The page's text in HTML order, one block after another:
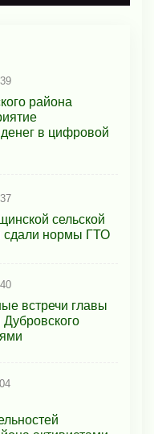
района
в цифровой
сельской
сдали нормы ГТО
встречи главы